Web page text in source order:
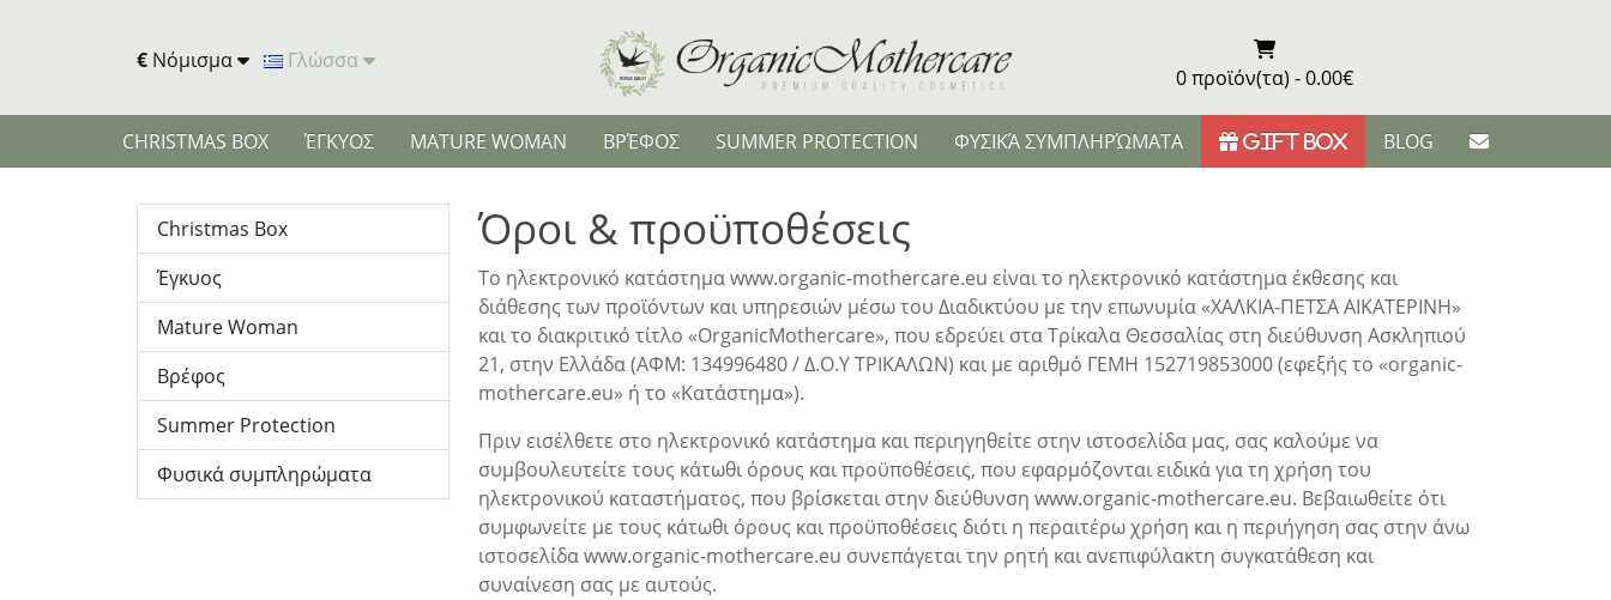
€ Νόμισμα Γλώσσα
0 προϊόν(τα) - 0.00€
CHRISTMAS BOX ΈΓΚΥΟΣ MATURE WOMAN ΒΡΈΦΟΣ SUMMER PROTECTION ΦΥΣΙΚΆ ΣΥΜΠΛΗΡΏΜΑΤΑ GIFT BOX BLOG
Christmas Box
Έγκυος
Mature Woman
Βρέφος
Summer Protection
Φυσικά συμπληρώματα
Όροι & προϋποθέσεις
Το ηλεκτρονικό κατάστημα www.organic-mothercare.eu είναι το ηλεκτρονικό κατάστημα έκθεσης και
διάθεσης των προϊόντων και υπηρεσιών μέσω του Διαδικτύου με την επωνυμία «ΧΑΛΚΙΑ-ΠΕΤΣΑ ΑΙΚΑΤΕΡΙΝΗ»
και το διακριτικό τίτλο «OrganicMothercare», που εδρεύει στα Τρίκαλα Θεσσαλίας στη διεύθυνση Ασκληπιού
21, στην Ελλάδα (ΑΦΜ: 134996480 / Δ.Ο.Υ ΤΡΙΚΑΛΩΝ) και με αριθμό ΓΕΜΗ 152719853000 (εφεξής το «organic-
mothercare.eu» ή το «Κατάστημα»).
Πριν εισέλθετε στο ηλεκτρονικό κατάστημα και περιηγηθείτε στην ιστοσελίδα μας, σας καλούμε να
συμβουλευτείτε τους κάτωθι όρους και προϋποθέσεις, που εφαρμόζονται ειδικά για τη χρήση του
ηλεκτρονικού καταστήματος, που βρίσκεται στην διεύθυνση www.organic-mothercare.eu. Βεβαιωθείτε ότι
συμφωνείτε με τους κάτωθι όρους και προϋποθέσεις διότι η περαιτέρω χρήση και η περιήγηση σας στην άνω
ιστοσελίδα www.organic-mothercare.eu συνεπάγεται την ρητή και ανεπιφύλακτη συγκατάθεση και
συναίνεση σας με αυτούς.